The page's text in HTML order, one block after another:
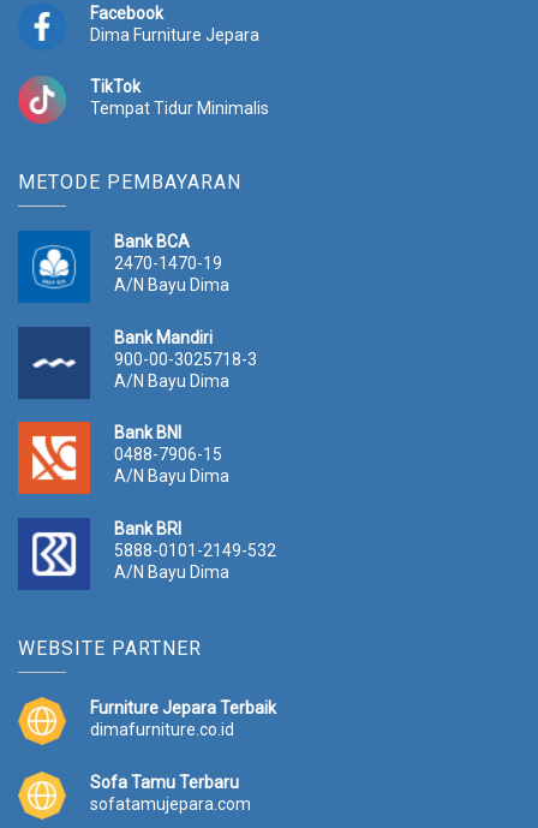
Facebook
Dima Furniture Jepara
TikTok
Tempat Tidur Minimalis
METODE PEMBAYARAN
Bank BCA
2470-1470-19
A/N Bayu Dima
Bank Mandiri
900-00-3025718-3
A/N Bayu Dima
Bank BNI
0488-7906-15
A/N Bayu Dima
Bank BRI
5888-0101-2149-532
A/N Bayu Dima
WEBSITE PARTNER
Furniture Jepara Terbaik
dimafurniture.co.id
Sofa Tamu Terbaru
sofatamujepara.com